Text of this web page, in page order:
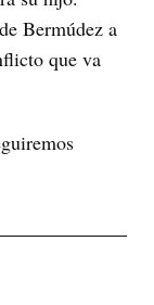
Bermúdez a
que va